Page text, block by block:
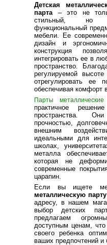
Детская
парта – это не
стильный,
функциональный
мебели. Ее
дизайн и
конструкция
интегрировать ее в
пространство.
регулируемой
отрегулировать ее
обеспечивая комфорт
Парты металлические
практичное
пространства.
прочностью,
внешним
идеальными для
школах,
металла
которая не
современные
царапин.
Если вы ищете
металлическую
адресу, в нашем
выбор детских
предлагаем
доступным ценам,
своего ребенка
ваших предпочтений и